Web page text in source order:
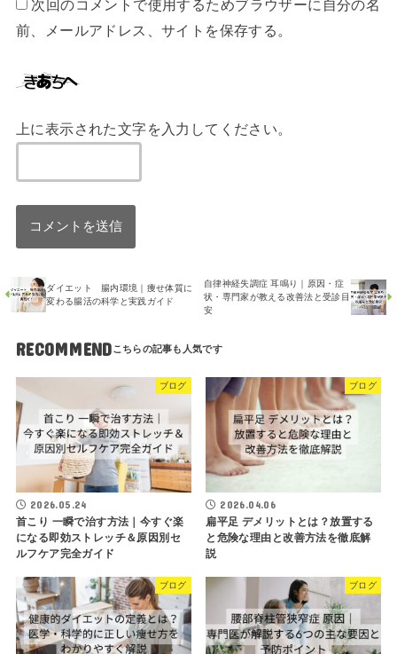
次回のコメントで使用するためブラウザーに自分の名
前、メールアドレス、サイトを保存する。
上に表示された文字を入力してください。
ダイエット 腸内環境｜痩せ体質に
変わる腸活の科学と実践ガイド
自律神経失調症 耳鳴り｜原因・症
状・専門家が教える改善法と受診目
安
RECOMMEND
ブログ
2026.05.24
首こり 一瞬で治す方法｜今すぐ楽
になる即効ストレッチ＆原因別セ
ルフケア完全ガイド
ブログ
2026.04.06
扁平足 デメリットとは？放置する
と危険な理由と改善方法を徹底解
説
ブログ ブログ